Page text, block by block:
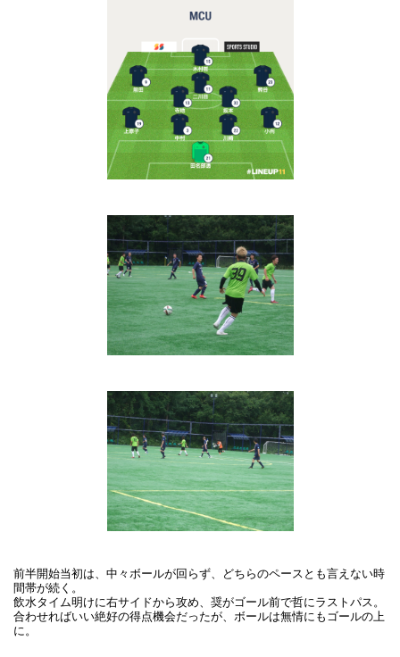
前半開始当初は、中々ボールが回らず、どちらのペースとも言えない時
間帯が続く。
飲水タイム明けに右サイドから攻め、奨がゴール前で哲にラストパス。
合わせればいい絶好の得点機会だったが、ボールは無情にもゴールの上
に。